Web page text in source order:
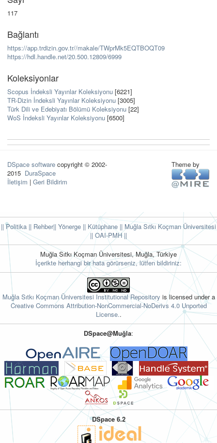
117
Bağlantı
https://app.trdizin.gov.tr//makale/TWprMk5EQTBOQT09
https://hdl.handle.net/20.500.12809/6999
Koleksiyonlar
Scopus İndeksli Yayınlar Koleksiyonu [6221]
TR-Dizin İndeksli Yayınlar Koleksiyonu [3005]
Türk Dili ve Edebiyatı Bölümü Koleksiyonu [22]
WoS İndeksli Yayınlar Koleksiyonu [6500]
DSpace software copyright © 2002-
2015 DuraSpace
İletişim | Geri Bildirim
Theme by
|| Politika || Rehber|| Yönerge || Kütüphane || Muğla Sıtkı Koçman Üniversitesi
|| OAI-PMH ||
Muğla Sıtkı Koçman Üniversitesi, Muğla, Türkiye
İçerikte herhangi bir hata görürseniz, lütfen bildiriniz:
Muğla Sıtkı Koçman Üniversitesi Institutional Repository is licensed under a
Creative Commons Attribution-NonCommercial-NoDerivs 4.0 Unported
License..
DSpace@Muğla:
DSpace 6.2